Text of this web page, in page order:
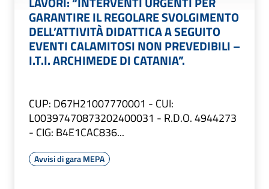
GARANTIRE IL REGOLARE SVOLGIMENTO
DELL’ATTIVITÀ DIDATTICA A SEGUITO
EVENTI CALAMITOSI NON PREVEDIBILI –
I.T.I. ARCHIMEDE DI CATANIA”.
CUP: D67H21007770001 - CUI:
L00397470873202400031 - R.D.O. 4944273
- CIG: B4E1CAC836...
Avvisi di gara MEPA